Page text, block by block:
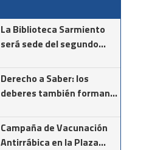
La Biblioteca Sarmiento
será sede del segundo
comunidad vasca
Derecho a Saber: los
deberes también forman
Campaña de Vacunación
Antirrábica en la Plaza